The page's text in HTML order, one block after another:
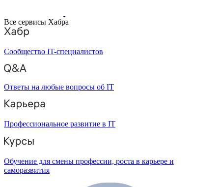
Все сервисы Хабра
Сообщество IT-специалистов
Ответы на любые вопросы об IT
Профессиональное развитие в IT
Обучение для смены профессии, роста в карьере и
саморазвития